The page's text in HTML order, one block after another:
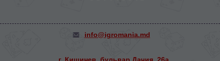
info@igromania.md